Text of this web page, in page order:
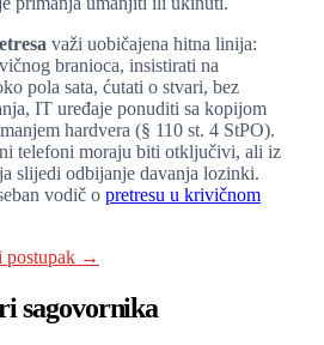
važi uobičajena hitna linija:
branioca, insistirati na
pola sata, ćutati o stvari, bez
IT uređaje ponuditi sa kopijom
hardvera (§ 110 st. 4 StPO).
telefoni moraju biti otključivi, ali iz
slijedi odbijanje davanja lozinki.
vodič o pretresu u krivičnom
postupak →
sagovornika